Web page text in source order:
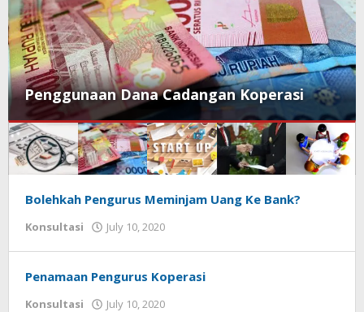
Penggunaan Dana Cadangan Koperasi
Bolehkah Pengurus Meminjam Uang Ke Bank?
Konsultasi July 10, 2020
Penamaan Pengurus Koperasi
Konsultasi July 10, 2020